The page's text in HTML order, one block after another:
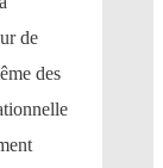
de
des